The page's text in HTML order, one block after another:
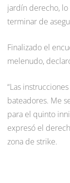
jardín derecho,
terminar de
Finalizado el
melenudo,
“Las
bateadores. Me
para el quinto
expresó el
zona de strike.